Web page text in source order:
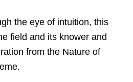
the eye of intuition, this
field and its knower and
from the Nature of